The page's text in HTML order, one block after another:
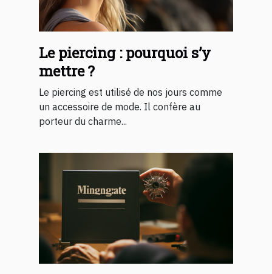
Le piercing : pourquoi s’y
mettre ?
Le piercing est utilisé de nos jours comme
un accessoire de mode. Il confère au
porteur du charme...